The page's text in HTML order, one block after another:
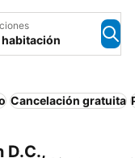
habitación
Cancelación gratuita
D.C.,